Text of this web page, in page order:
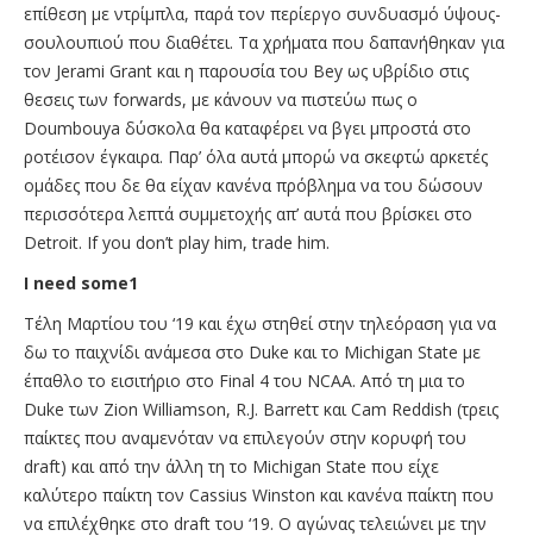
επίθεση με ντρίμπλα, παρά τον περίεργο συνδυασμό ύψους-
σουλουπιού που διαθέτει. Τα χρήματα που δαπανήθηκαν για
τον Jerami Grant και η παρουσία του Bey ως υβρίδιο στις
θεσεις των forwards, με κάνουν να πιστεύω πως ο
Doumbouya δύσκολα θα καταφέρει να βγει μπροστά στο
ροτέισον έγκαιρα. Παρ’ όλα αυτά μπορώ να σκεφτώ αρκετές
ομάδες που δε θα είχαν κανένα πρόβλημα να του δώσουν
περισσότερα λεπτά συμμετοχής απ’ αυτά που βρίσκει στο
Detroit. If you don’t play him, trade him.
I need some1
Τέλη Μαρτίου του ‘19 και έχω στηθεί στην τηλεόραση για να
δω το παιχνίδι ανάμεσα στο Duke και το Michigan State με
έπαθλο το εισιτήριο στο Final 4 του NCAA. Από τη μια το
Duke των Zion Williamson, R.J. Barretτ και Cam Reddish (τρεις
παίκτες που αναμενόταν να επιλεγούν στην κορυφή του
draft) και από την άλλη τη το Michigan State που είχε
καλύτερο παίκτη τον Cassius Winston και κανένα παίκτη που
να επιλέχθηκε στο draft του ‘19. Ο αγώνας τελειώνει με την